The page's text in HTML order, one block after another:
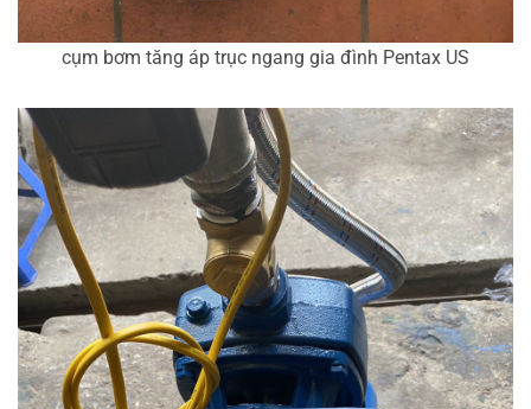
cụm bơm tăng áp trục ngang gia đình Pentax US